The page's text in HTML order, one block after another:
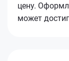
цену.
может